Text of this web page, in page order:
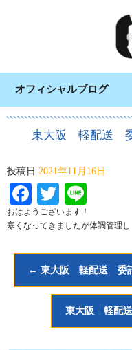
オフィシャルブログ
東大阪 軽配送
投稿日 2021年11月16日
Facebook
Twitter
おはようございます！
寒くなってきましたが体調管理
← 東大阪 軽配送
東大阪 軽配